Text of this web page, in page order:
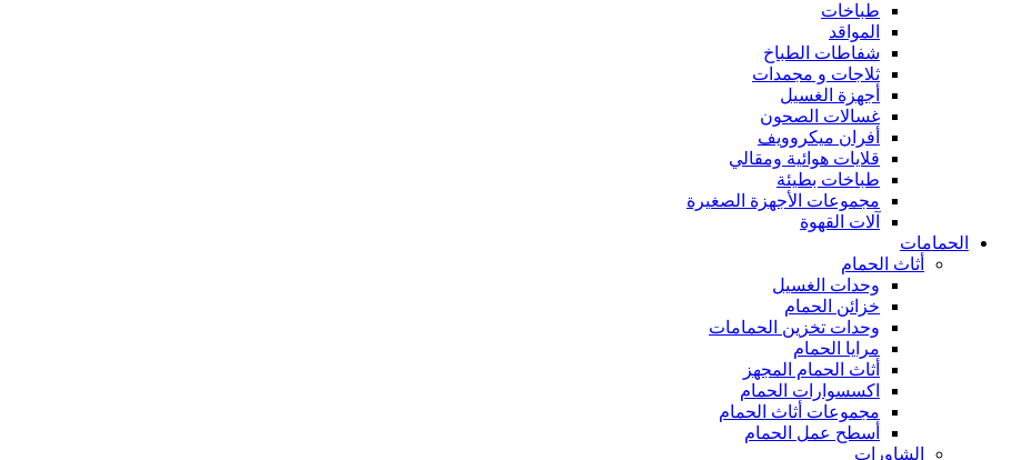
طباخات
المواقد
شفاطات الطباخ
ثلاجات و مجمدات
أجهزة الغسيل
غسالات الصحون
أفران ميكروويف
قلايات هوائية ومقالي
طباخات بطيئة
مجموعات الأجهزة الصغيرة
آلات القهوة
الحمامات
أثاث الحمام
وحدات الغسيل
خزائن الحمام
وحدات تخزين الحمامات
مرايا الحمام
أثاث الحمام المجهز
اكسسوارات الحمام
مجموعات أثاث الحمام
أسطح عمل الحمام
الشاورات